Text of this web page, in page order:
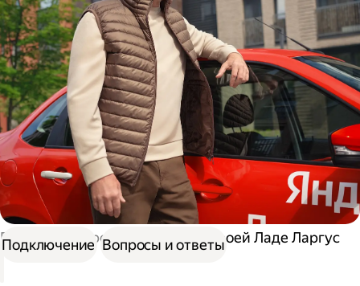
Работа курьером Работа на своей Ладе Ларгус
Подключение Вопросы и ответы